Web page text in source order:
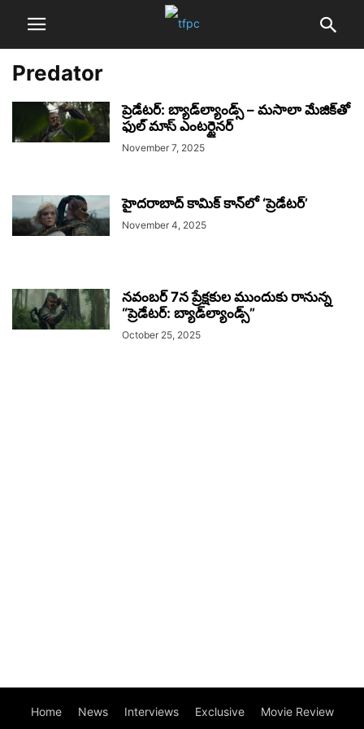
Predator
ప్రెడేటర్: బ్యాడ్‌ల్యాండ్స్ – మసాలా మేజిక్‌తో
ఫుల్ మాస్ ఎంటర్టైనర్
November 7, 2025
హైదరాబాద్ కామిక్ కాన్‌లో ‘ప్రెడేటర్’
November 4, 2025
నవంబర్ 7న ప్రేక్షకుల ముందుకు రానున్న
“ప్రెడేటర్: బ్యాడ్‌ల్యాండ్స్”
October 25, 2025
Home News Interviews Exclusive Movie Review